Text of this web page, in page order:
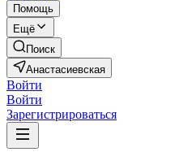
Помощь
Ещё
Поиск
Анастасиевская
Войти
Войти
Зарегистрироваться